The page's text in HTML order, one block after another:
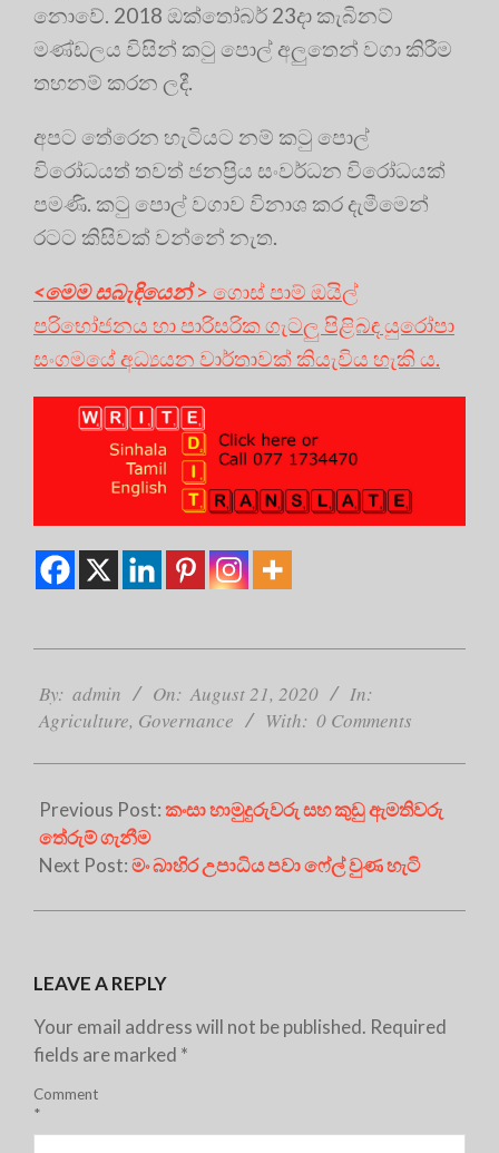
නොවේ. 2018 ඔක්තෝබර් 23දා කැබිනට්
මණ්ඩලය විසින් කටු පොල් අලුතෙන් වගා කිරීම
තහනම් කරන ලදී.
අපට තේරෙන හැටියට නම් කටු පොල්
විරෝධයත් තවත් ජනප්‍රිය සංවර්ධන විරෝධයක්
පමණි. කටු පොල් වගාව විනාශ කර දැමීමෙන්
රටට කිසිවක් වන්නේ නැත.
<මෙම සබැඳියෙන්> ගොස් පාම් ඔයිල්
පරිභෝජනය හා පාරිසරික ගැටලු පිළිබඳ යුරෝපා
සංගමයේ අධ්‍යයන වාර්තාවක් කියැවිය හැකි ය.
08-
21
By: admin On: August 21, 2020
In:
Agriculture, Governance With: 0 Comments
Previous Post:කංසා හාමුදුරුවරු සහ කුඩු ඇමතිවරු
තේරුම් ගැනීම
Next Post:මං බාහිර උපාධිය පවා ෆේල් වුණ හැටි
LEAVE A REPLY
Your email address will not be published. Required
fields are marked *
Comment
*